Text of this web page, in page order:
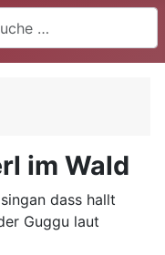
im Wald
dass hallt
Guggu laut